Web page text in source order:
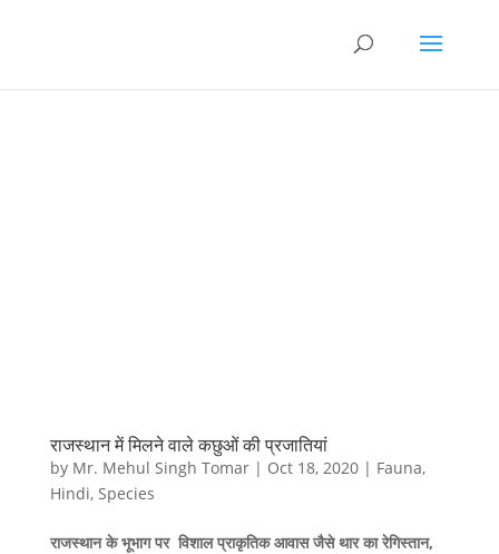
राजस्थान में मिलने वाले कछुओं की प्रजातियां
by Mr. Mehul Singh Tomar| Oct 18, 2020| Fauna,
Hindi, Species
राजस्थान के भूभाग पर विशाल प्राकृतिक आवास जैसे थार का रेगिस्तान,